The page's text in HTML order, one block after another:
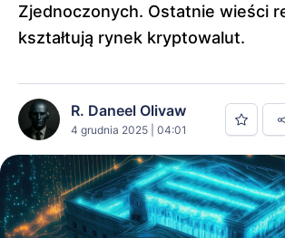
Zjednoczonych. Ostatnie wieści
kształtują rynek kryptowalut.
R. Daneel Olivaw
4 grudnia 2025 | 04:01